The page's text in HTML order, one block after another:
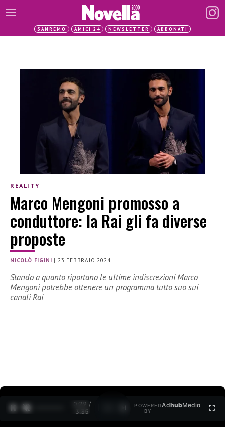
SANREMO AMICI 24 NEWSLETTER ABBONATI
REALITY
Marco Mengoni promosso a
conduttore: la Rai gli fa diverse
proposte
NICOLÒ FIGINI | 23 FEBBRAIO 2024
Stando a quanto riportano le ultime indiscrezioni Marco
Mengoni potrebbe ottenere un programma tutto suo sui
canali Rai
0:30 /
3:35
POWERED
BY
AdhubMedia